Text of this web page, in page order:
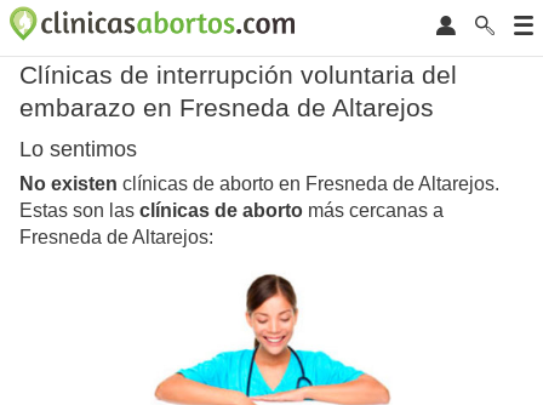
Clínicas de interrupción voluntaria del
embarazo en Fresneda de Altarejos
Lo sentimos
No existen clínicas de aborto en Fresneda de Altarejos.
Estas son las clínicas de aborto más cercanas a
Fresneda de Altarejos: